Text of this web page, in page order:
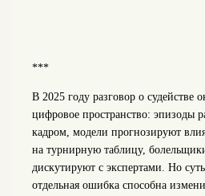
***
В 2025 году разговор о судействе
цифровое пространство: эпизоды
кадром, модели прогнозируют
на турнирную таблицу,
дискутируют с экспертами. Но
отдельная ошибка способна